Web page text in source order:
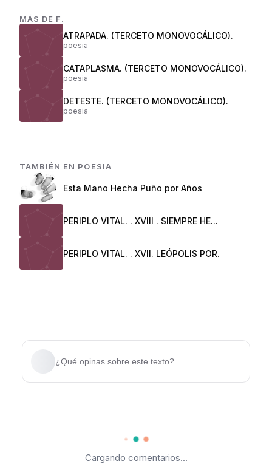
MÁS DE F.
ATRAPADA. (TERCETO MONOVOCÁLICO).
poesia
CATAPLASMA. (TERCETO MONOVOCÁLICO).
poesia
DETESTE. (TERCETO MONOVOCÁLICO).
poesia
TAMBIÉN EN POESIA
Esta Mano Hecha Puño por Años
PERIPLO VITAL. . XVIII . SIEMPRE HE...
PERIPLO VITAL. . XVII. LEÓPOLIS POR.
¿Qué opinas sobre este texto?
Cargando comentarios...